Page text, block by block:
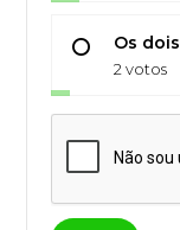
Os dois
2 votos